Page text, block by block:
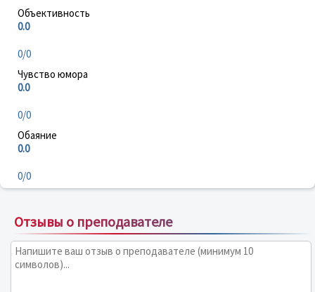
Объективность
0.0
0/0
Чувство юмора
0.0
0/0
Обаяние
0.0
0/0
Отзывы о преподавателе